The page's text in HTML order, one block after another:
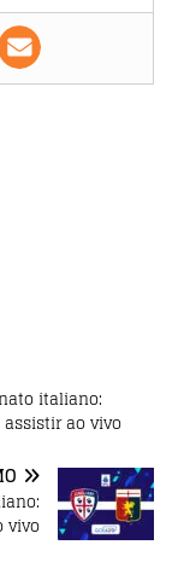
italiano:
ao vivo
vivo